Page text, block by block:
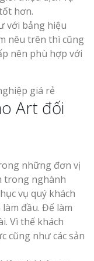
hơn.
với bảng hiệu
nêu trên thì cũng
nên phù hợp với
Art đối
những đơn vị
trong nghành
vụ quý khách
đầu. Để làm
Vì thế khách
cũng như các sản